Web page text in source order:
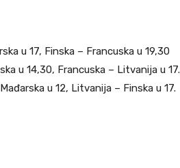
u 17, Finska – Francuska u 19,30
u 14,30, Francuska – Litvanija u 17.
u 12, Litvanija – Finska u 17.